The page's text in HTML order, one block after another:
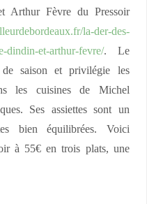
Arthur Fèvre du Pressoir
la-der-des-
dindin-et-arthur-fevre/. Le
saison et privilégie les
les cuisines de Michel
Ses assiettes sont un
bien équilibrées. Voici
à 55€ en trois plats, une